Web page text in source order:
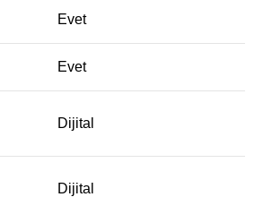
Evet
Evet
Dijital
Dijital